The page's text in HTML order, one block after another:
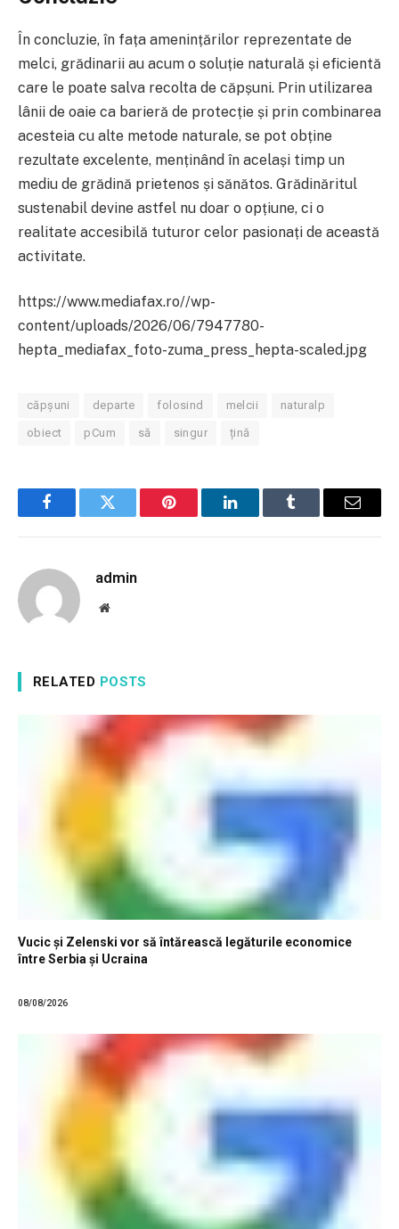
În concluzie, în fața amenințărilor reprezentate de
melci, grădinarii au acum o soluție naturală și eficientă
care le poate salva recolta de căpșuni. Prin utilizarea
lânii de oaie ca barieră de protecție și prin combinarea
acesteia cu alte metode naturale, se pot obține
rezultate excelente, menținând în același timp un
mediu de grădină prietenos și sănătos. Grădinăritul
sustenabil devine astfel nu doar o opțiune, ci o
realitate accesibilă tuturor celor pasionați de această
activitate.
https://www.mediafax.ro//wp-
content/uploads/2026/06/7947780-
hepta_mediafax_foto-zuma_press_hepta-scaled.jpg
căpșuni departe folosind melcii naturalp
obiect pCum să singur țină
FacebookTwitter Pinterest LinkedInTumblr Email
admin
Website
RELATED POSTS
Vucic și Zelenski vor să întărească legăturile economice
între Serbia și Ucraina
08/08/2026